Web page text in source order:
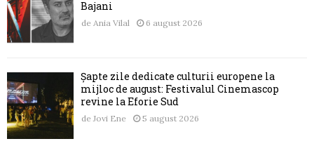
Bajani
de Ania Vilal 6 august 2026
Șapte zile dedicate culturii europene la
mijloc de august: Festivalul Cinemascop
revine la Eforie Sud
de Jovi Ene 5 august 2026